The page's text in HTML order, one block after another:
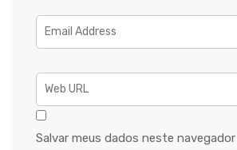
Salvar meus dados neste